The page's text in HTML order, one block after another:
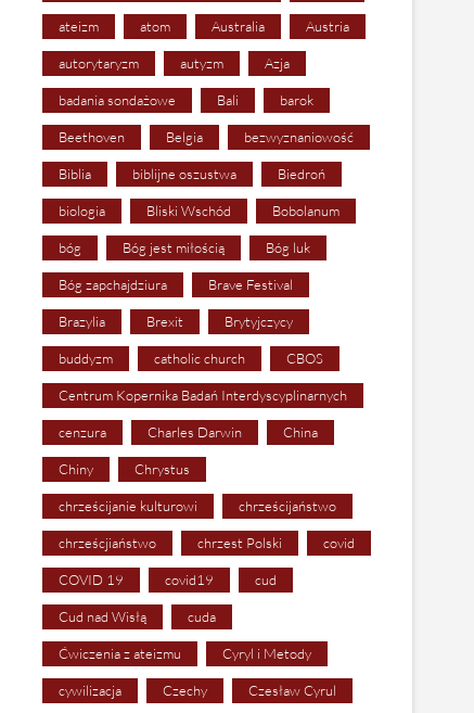
ateizm atom Australia Austria
autorytaryzm autyzm Azja
badania sondażowe Bali barok
Beethoven Belgia bezwyznaniowość
Biblia biblijne oszustwa Biedroń
biologia Bliski Wschód Bobolanum
bóg Bóg jest miłością Bóg luk
Bóg zapchajdziura Brave Festival
Brazylia Brexit Brytyjczycy
buddyzm catholic church CBOS
Centrum Kopernika Badań Interdyscyplinarnych
cenzura Charles Darwin China
Chiny Chrystus
chrześcijanie kulturowi chrześcijaństwo
chrześcjiaństwo chrzest Polski covid
COVID 19 covid19 cud
Cud nad Wisłą cuda
Ćwiczenia z ateizmu Cyryl i Metody
cywilizacja Czechy Czesław Cyrul